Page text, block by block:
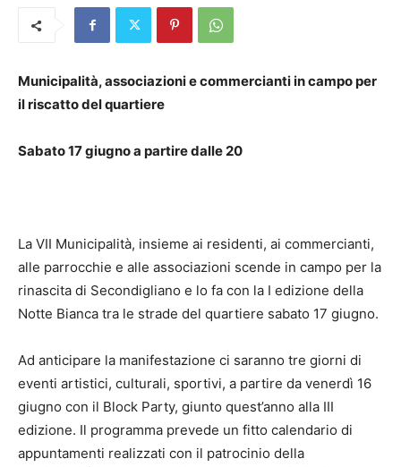
Municipalità, associazioni e commercianti in campo per
il riscatto del quartiere
Sabato 17 giugno a partire dalle 20
La VII Municipalità, insieme ai residenti, ai commercianti,
alle parrocchie e alle associazioni scende in campo per la
rinascita di Secondigliano e lo fa con la I edizione della
Notte Bianca tra le strade del quartiere sabato 17 giugno.
Ad anticipare la manifestazione ci saranno tre giorni di
eventi artistici, culturali, sportivi, a partire da venerdì 16
giugno con il Block Party, giunto quest’anno alla III
edizione. Il programma prevede un fitto calendario di
appuntamenti realizzati con il patrocinio della